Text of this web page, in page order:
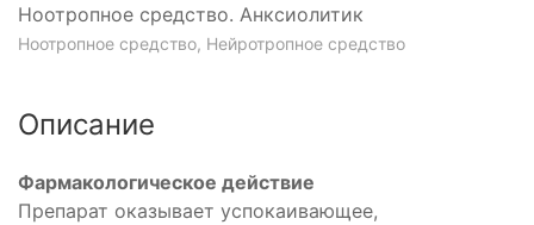
Ноотропное средство. Анксиолитик
Ноотропное средство, Нейротропное средство
Описание
Фармакологическое действие
Препарат оказывает успокаивающее,